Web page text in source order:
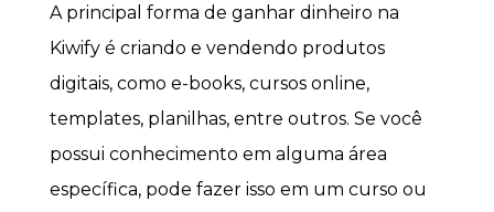
A principal forma de ganhar dinheiro na
Kiwify é criando e vendendo produtos
digitais, como e-books, cursos online,
templates, planilhas, entre outros. Se você
possui conhecimento em alguma área
específica, pode fazer isso em um curso ou